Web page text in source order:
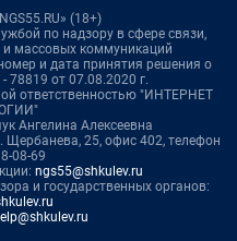
(18+)
по надзору в сфере связи,
массовых коммуникаций
и дата принятия решения о
78819 от 07.08.2020 г.
ответственностью "ИНТЕРНЕТ
Ангелина Алексеевна
Щербанева, 25, офис 402, телефон
08-69
ngs55@shkulev.ru
и государственных органов: